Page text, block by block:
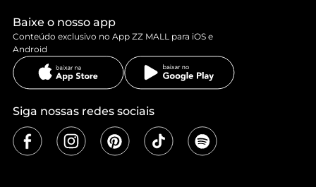
Baixe o nosso app
Conteúdo exclusivo no App ZZ MALL para iOS e
Android
Siga nossas redes sociais